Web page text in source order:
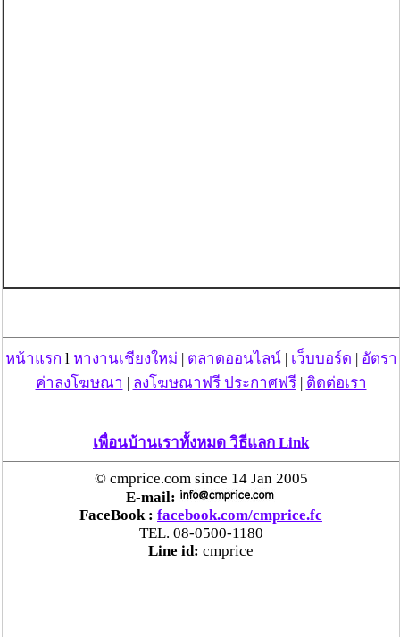
หน้าแรก l หางานเชียงใหม่ | ตลาดออนไลน์| เว็บบอร์ด | อัตรา
ค่าลงโฆษณา | ลงโฆษณาฟรี ประกาศฟรี| ติดต่อเรา
เพื่อนบ้านเราทั้งหมด วิธีแลก Link
© cmprice.com since 14 Jan 2005
E-mail:
FaceBook : facebook.com/cmprice.fc
TEL. 08-0500-1180
Line id: cmprice